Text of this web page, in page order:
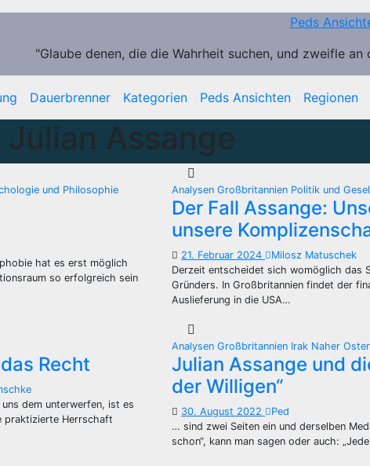
Peds
"Glaube denen, die die Wahrheit suchen, und zweifle
Dauerbrenner Kategorien Peds Ansichten Regionen
Julian Assange
und Philosophie
hat es erst möglich
so erfolgreich sein
Analysen Großbritannien Politik und
Der Fall Assange:
unsere
21. Februar 2024
Milosz Matuschek
Derzeit entscheidet sich womöglich das
Gründers. In Großbritannien findet der
Auslieferung in die USA…
Recht
dem unterwerfen, ist es
praktizierte Herrschaft
Analysen Großbritannien Irak Naher
Julian Assange und
der Willigen“
30. August 2022
Ped
… sind zwei Seiten ein und derselben
schon“, kann man sagen oder auch: